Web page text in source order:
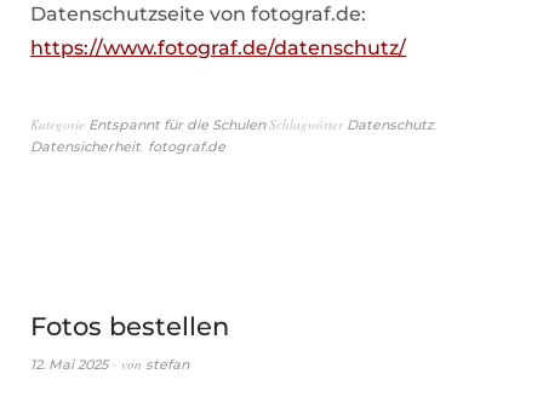
Datenschutzseite von fotograf.de:
https://www.fotograf.de/datenschutz/
Kategorie Entspannt für die Schulen Schlagwörter Datenschutz,
Datensicherheit fotograf.de
Fotos bestellen
12. Mai 2025 von stefan